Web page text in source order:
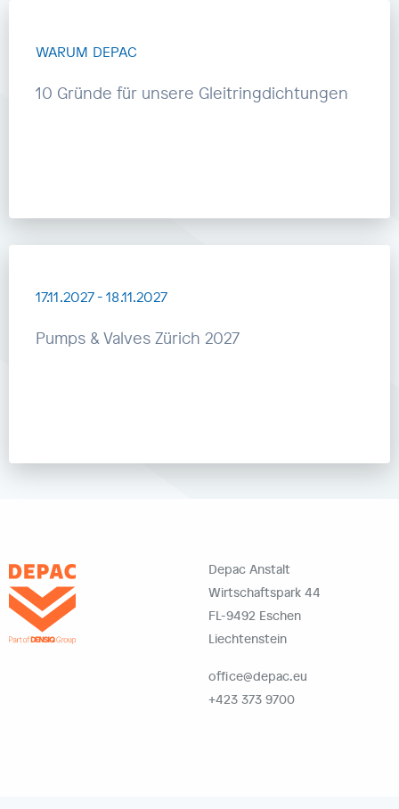
WARUM DEPAC
10 Gründe für unsere Gleitringdichtungen
17.11.2027-18.11.2027
Pumps & Valves Zürich 2027
Depac Anstalt
Wirtschaftspark 44
FL-9492 Eschen
Liechtenstein
office@depac.eu
+423 373 9700